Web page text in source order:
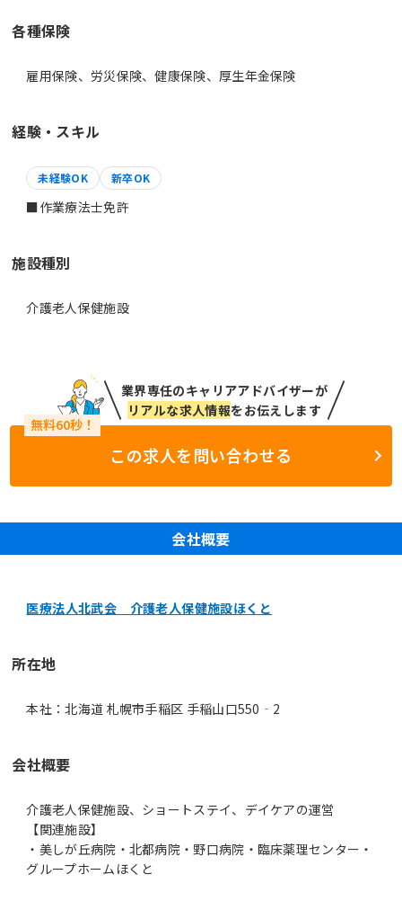
各種保険
雇用保険、労災保険、健康保険、厚生年金保険
経験・スキル
未経験OK 新卒OK
■作業療法士免許
施設種別
介護老人保健施設
業界専任のキャリアアドバイザーが
リアルな求人情報をお伝えします
この求人を問い合わせる
会社概要
医療法人北武会 介護老人保健施設ほくと
所在地
本社：北海道 札幌市手稲区 手稲山口550‐2
会社概要
介護老人保健施設、ショートステイ、デイケアの運営
【関連施設】
・美しが丘病院・北都病院・野口病院・臨床薬理センター・
グループホームほくと